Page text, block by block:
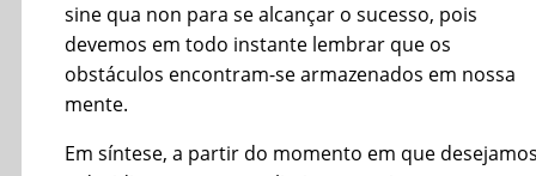
sine qua non para se alcançar o sucesso, pois
devemos em todo instante lembrar que os
obstáculos encontram-se armazenados em nossa
mente.
Em síntese, a partir do momento em que